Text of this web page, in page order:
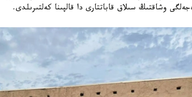
وشاقتىڭ سىلاق قاباتتارى دا قالپىنا كەلتىرىلدى.